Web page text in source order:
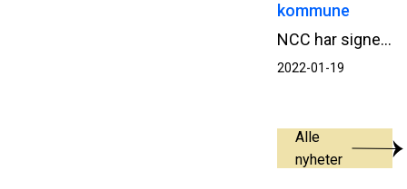
kommune
NCC har signert samspillskontrakt med Øvre Eiker kommune for nytt renseanlegg i Hokksund.
2022-01-19
Alle
nyheter